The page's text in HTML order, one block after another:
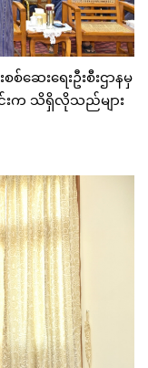
ေးရေးဦးစီးဌာနမှ
င်းက သိရှိလိုသည်များ